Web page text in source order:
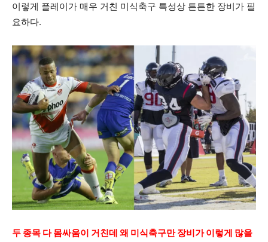
이렇게 플레이가 매우 거친 미식축구 특성상 튼튼한 장비가 필
요하다.
두 종목 다 몸싸움이 거친데 왜 미식축구만 장비가 이렇게 많을